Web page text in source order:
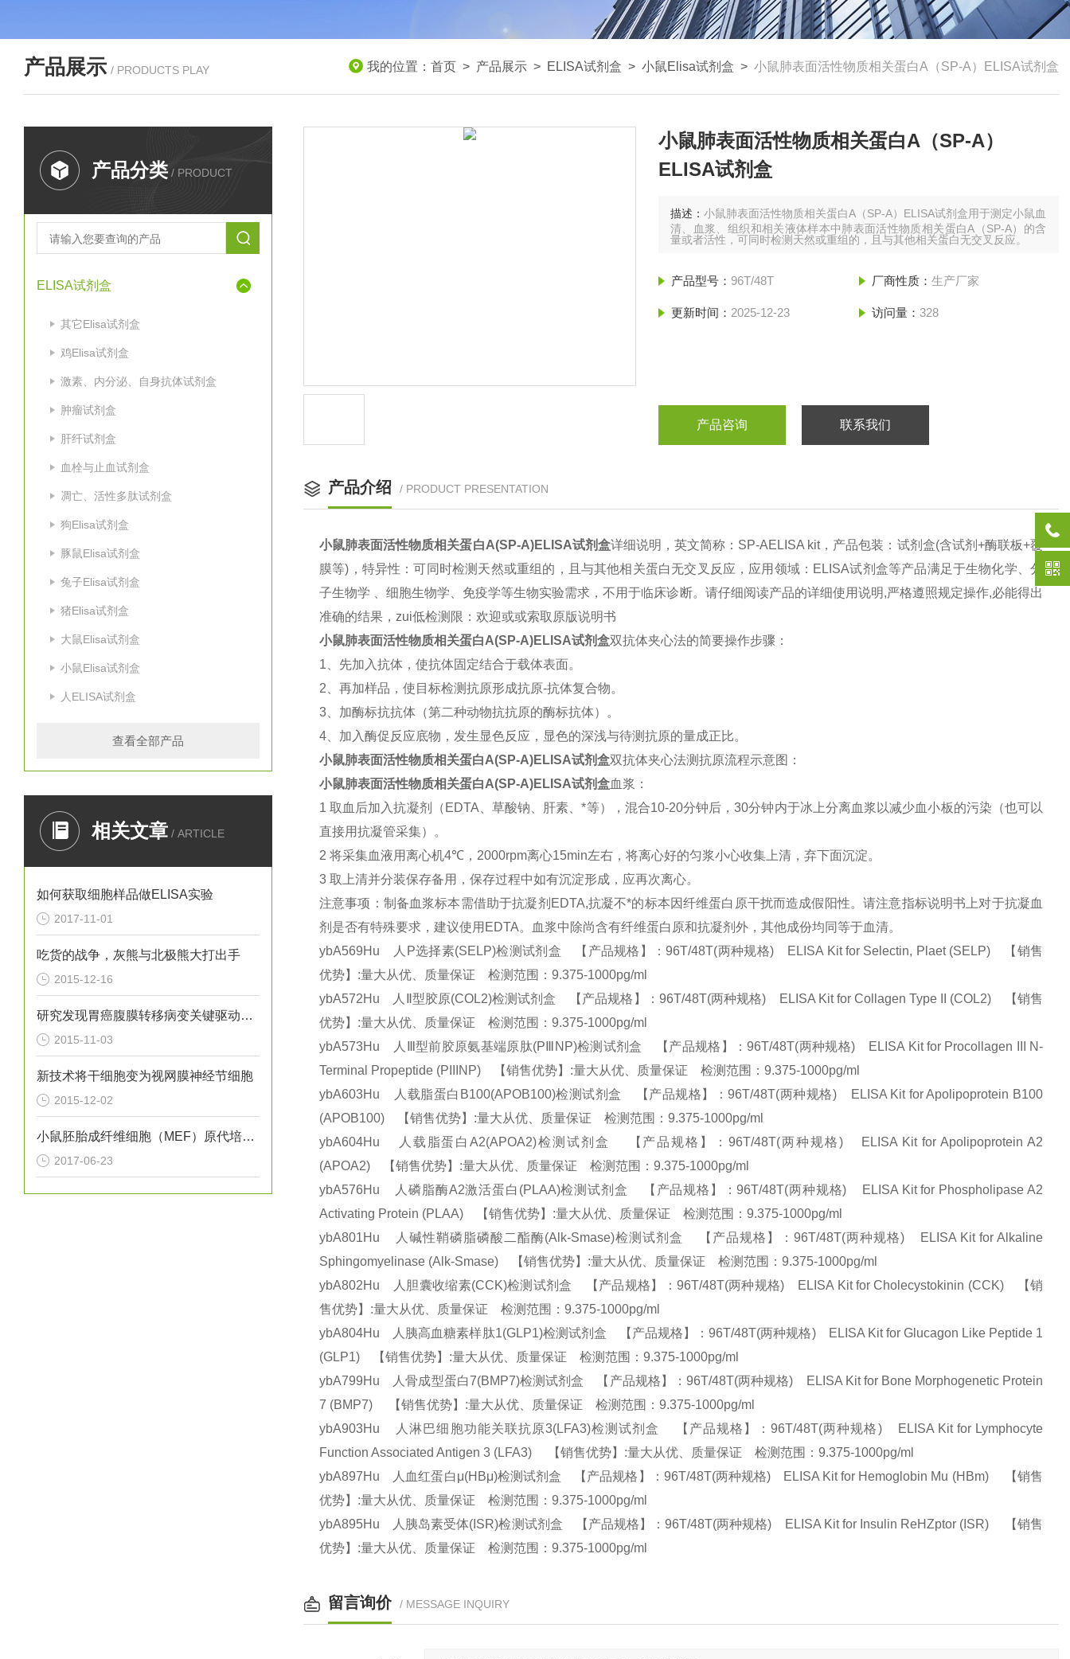
产品展示 / PRODUCTS PLAY 我的位置： 首页 > 产品展示 > ELISA试剂盒 > 小鼠Elisa试剂盒 > 小鼠肺表面活性物质相关蛋白A（SP-A）ELISA试剂盒
产品分类 / PRODUCT
ELISA试剂盒
其它Elisa试剂盒
鸡Elisa试剂盒
激素、内分泌、自身抗体试剂盒
肿瘤试剂盒
肝纤试剂盒
血栓与止血试剂盒
凋亡、活性多肽试剂盒
狗Elisa试剂盒
豚鼠Elisa试剂盒
兔子Elisa试剂盒
猪Elisa试剂盒
大鼠Elisa试剂盒
小鼠Elisa试剂盒
人ELISA试剂盒
查看全部产品
相关文章 / ARTICLE
如何获取细胞样品做ELISA实验
2017-11-01
吃货的战争，灰熊与北极熊大打出手
2015-12-16
研究发现胃癌腹膜转移病变关键驱动基因
2015-11-03
新技术将干细胞变为视网膜神经节细胞
2015-12-02
小鼠胚胎成纤维细胞（MEF）原代培养实验
2017-06-23
小鼠肺表面活性物质相关蛋白A（SP-A）
ELISA试剂盒
描述：小鼠肺表面活性物质相关蛋白A（SP-A）ELISA试剂盒用于测定小鼠血
清、血浆、组织和相关液体样本中肺表面活性物质相关蛋白A（SP-A）的含
量或者活性，可同时检测天然或重组的，且与其他相关蛋白无交叉反应。
产品型号： 96T/48T 厂商性质： 生产厂家
更新时间： 2025-12-23 访问量： 328
产品咨询 联系我们
产品介绍 / PRODUCT PRESENTATION
小鼠肺表面活性物质相关蛋白A(SP-A)ELISA试剂盒详细说明，英文简称： SP-AELISA kit，产品包装：试剂盒(含试剂 +酶联板+覆
膜等) ，特异性：可同时检测天然或重组的，且与其他相关蛋白无交叉反应，应用领域： ELISA试剂盒等产品满足于生物化学、分
子生物学 、细胞生物学、免疫学等生物实验需求，不用于临床诊断。请仔细阅读产品的详细使用说明,严格遵照规定操作,必能得出
准确的结果，zui低检测限：欢迎或或索取原版说明书
小鼠肺表面活性物质相关蛋白A(SP-A)ELISA试剂盒双抗体夹心法的简要操作步骤：
1 、先加入抗体，使抗体固定结合于载体表面。
2 、再加样品，使目标检测抗原形成抗原-抗体复合物。
3 、加酶标抗抗体（第二种动物抗抗原的酶标抗体）。
4 、加入酶促反应底物，发生显色反应，显色的深浅与待测抗原的量成正比。
小鼠肺表面活性物质相关蛋白A(SP-A)ELISA试剂盒双抗体夹心法测抗原流程示意图：
小鼠肺表面活性物质相关蛋白A(SP-A)ELISA试剂盒血浆：
1取血后加入抗凝剂（ EDTA 、草酸钠、肝素、*等），混合10-20分钟后，30分钟内于冰上分离血浆以减少血小板的污染（也可以
直接用抗凝管采集）。
2 将采集血液用离心机4℃， 2000rpm离心15min左右，将离心好的匀浆小心收集上清，弃下面沉淀。
3 取上清并分装保存备用，保存过程中如有沉淀形成，应再次离心。
注意事项：制备血浆标本需借助于抗凝剂 EDTA,抗凝不*的标本因纤维蛋白原干扰而造成假阳性。请注意指标说明书上对于抗凝血
剂是否有特殊要求，建议使用 EDTA。血浆中除尚含有纤维蛋白原和抗凝剂外，其他成份均同等于血清。
ybA569Hu 人P选择素(SELP)检测试剂盒 【产品规格】：96T/48T(两种规格) ELISA Kit for Selectin, Plaet (SELP) 【销售
优势】:量大从优、质量保证 检测范围：9.375-1000pg/ml
ybA572Hu 人Ⅱ型胶原(COL2)检测试剂盒 【产品规格】：96T/48T(两种规格) ELISA Kit for Collagen Type II (COL2) 【销售
优势】:量大从优、质量保证 检测范围：9.375-1000pg/ml
ybA573Hu 人Ⅲ型前胶原氨基端原肽(PⅢNP)检测试剂盒 【产品规格】：96T/48T(两种规格) ELISA Kit for Procollagen III N-
Terminal Propeptide (PIIINP) 【销售优势】:量大从优、质量保证 检测范围：9.375-1000pg/ml
ybA603Hu 人载脂蛋白B100(APOB100)检测试剂盒 【产品规格】：96T/48T(两种规格) ELISA Kit for Apolipoprotein B100
(APOB100) 【销售优势】:量大从优、质量保证 检测范围：9.375-1000pg/ml
ybA604Hu 人载脂蛋白A2(APOA2)检测试剂盒 【产品规格】：96T/48T(两种规格) ELISA Kit for Apolipoprotein A2
(APOA2) 【销售优势】:量大从优、质量保证 检测范围：9.375-1000pg/ml
ybA576Hu 人磷脂酶A2激活蛋白(PLAA)检测试剂盒 【产品规格】：96T/48T(两种规格) ELISA Kit for Phospholipase A2
Activating Protein (PLAA) 【销售优势】:量大从优、质量保证 检测范围：9.375-1000pg/ml
ybA801Hu 人碱性鞘磷脂磷酸二酯酶(Alk-Smase)检测试剂盒 【产品规格】：96T/48T(两种规格) ELISA Kit for Alkaline
Sphingomyelinase (Alk-Smase) 【销售优势】:量大从优、质量保证 检测范围：9.375-1000pg/ml
ybA802Hu 人胆囊收缩素(CCK)检测试剂盒 【产品规格】：96T/48T(两种规格) ELISA Kit for Cholecystokinin (CCK) 【销
售优势】:量大从优、质量保证 检测范围：9.375-1000pg/ml
ybA804Hu 人胰高血糖素样肽1(GLP1)检测试剂盒 【产品规格】：96T/48T(两种规格) ELISA Kit for Glucagon Like Peptide 1
(GLP1) 【销售优势】:量大从优、质量保证 检测范围：9.375-1000pg/ml
ybA799Hu 人骨成型蛋白7(BMP7)检测试剂盒 【产品规格】：96T/48T(两种规格) ELISA Kit for Bone Morphogenetic Protein
7 (BMP7) 【销售优势】:量大从优、质量保证 检测范围：9.375-1000pg/ml
ybA903Hu 人淋巴细胞功能关联抗原3(LFA3)检测试剂盒 【产品规格】：96T/48T(两种规格) ELISA Kit for Lymphocyte
Function Associated Antigen 3 (LFA3) 【销售优势】:量大从优、质量保证 检测范围：9.375-1000pg/ml
ybA897Hu 人血红蛋白μ(HBμ)检测试剂盒 【产品规格】：96T/48T(两种规格) ELISA Kit for Hemoglobin Mu (HBm) 【销售
优势】:量大从优、质量保证 检测范围：9.375-1000pg/ml
ybA895Hu 人胰岛素受体(ISR)检测试剂盒 【产品规格】：96T/48T(两种规格) ELISA Kit for Insulin ReHZptor (ISR) 【销售
优势】:量大从优、质量保证 检测范围：9.375-1000pg/ml
留言询价 / MESSAGE INQUIRY